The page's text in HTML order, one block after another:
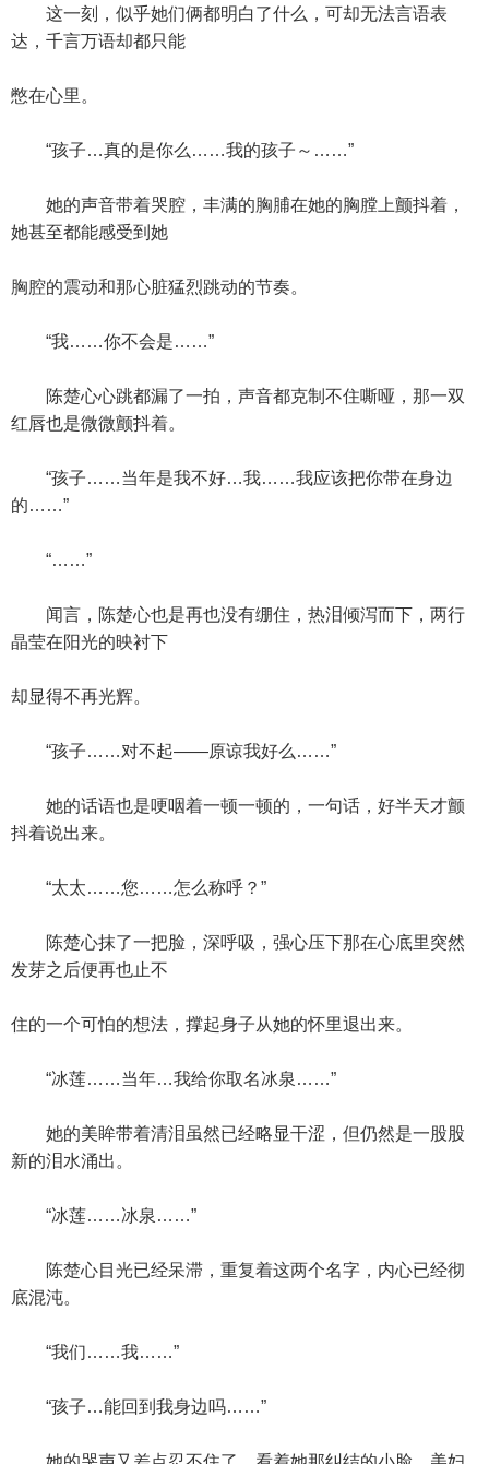
这一刻，似乎她们俩都明白了什么，可却无法言语表
达，千言万语却都只能
憋在心里。
“孩子…真的是你么……我的孩子～……”
她的声音带着哭腔，丰满的胸脯在她的胸膛上颤抖着，
她甚至都能感受到她
胸腔的震动和那心脏猛烈跳动的节奏。
“我……你不会是……”
陈楚心心跳都漏了一拍，声音都克制不住嘶哑，那一双
红唇也是微微颤抖着。
“孩子……当年是我不好…我……我应该把你带在身边
的……”
“……”
闻言，陈楚心也是再也没有绷住，热泪倾泻而下，两行
晶莹在阳光的映衬下
却显得不再光辉。
“孩子……对不起——原谅我好么……”
她的话语也是哽咽着一顿一顿的，一句话，好半天才颤
抖着说出来。
“太太……您……怎么称呼？”
陈楚心抹了一把脸，深呼吸，强心压下那在心底里突然
发芽之后便再也止不
住的一个可怕的想法，撑起身子从她的怀里退出来。
“冰莲……当年…我给你取名冰泉……”
她的美眸带着清泪虽然已经略显干涩，但仍然是一股股
新的泪水涌出。
“冰莲……冰泉……”
陈楚心目光已经呆滞，重复着这两个名字，内心已经彻
底混沌。
“我们……我……”
“孩子…能回到我身边吗……”